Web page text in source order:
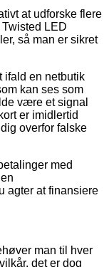
at udforske flere
LED
så man er sikret
en netbutik
kan ses som
være et signal
er imidlertid
overfor falske
med
agter at finansiere
man til hver
det er dog